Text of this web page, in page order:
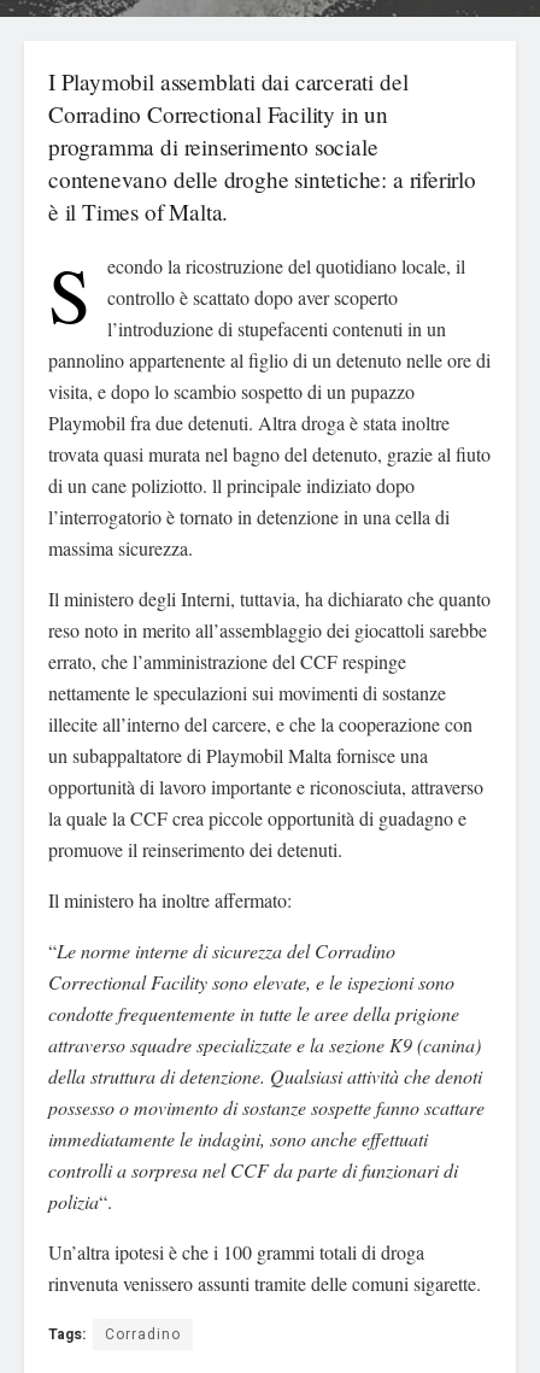
I Playmobil assemblati dai carcerati del
Corradino Correctional Facility in un
programma di reinserimento sociale
contenevano delle droghe sintetiche: a riferirlo
è il Times of Malta.
S
econdo la ricostruzione del quotidiano locale, il
controllo è scattato dopo aver scoperto
l’introduzione di stupefacenti contenuti in un
pannolino appartenente al figlio di un detenuto nelle ore di
visita, e dopo lo scambio sospetto di un pupazzo
Playmobil fra due detenuti. Altra droga è stata inoltre
trovata quasi murata nel bagno del detenuto, grazie al fiuto
di un cane poliziotto. ll principale indiziato dopo
l’interrogatorio è tornato in detenzione in una cella di
massima sicurezza.
Il ministero degli Interni, tuttavia, ha dichiarato che quanto
reso noto in merito all’assemblaggio dei giocattoli sarebbe
errato, che l’amministrazione del CCF respinge
nettamente le speculazioni sui movimenti di sostanze
illecite all’interno del carcere, e che la cooperazione con
un subappaltatore di Playmobil Malta fornisce una
opportunità di lavoro importante e riconosciuta, attraverso
la quale la CCF crea piccole opportunità di guadagno e
promuove il reinserimento dei detenuti.
Il ministero ha inoltre affermato:
“Le norme interne di sicurezza del Corradino
Correctional Facility sono elevate, e le ispezioni sono
condotte frequentemente in tutte le aree della prigione
attraverso squadre specializzate e la sezione K9 (canina)
della struttura di detenzione. Qualsiasi attività che denoti
possesso o movimento di sostanze sospette fanno scattare
immediatamente le indagini, sono anche effettuati
controlli a sorpresa nel CCF da parte di funzionari di
polizia“.
Un’altra ipotesi è che i 100 grammi totali di droga
rinvenuta venissero assunti tramite delle comuni sigarette.
Tags: Corradino